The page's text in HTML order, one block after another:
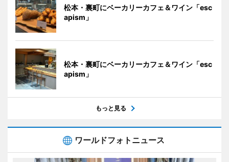
松本・裏町にベーカリーカフェ＆ワイン「esc
apism」
松本・裏町にベーカリーカフェ＆ワイン「esc
apism」
もっと見る
ワールドフォトニュース